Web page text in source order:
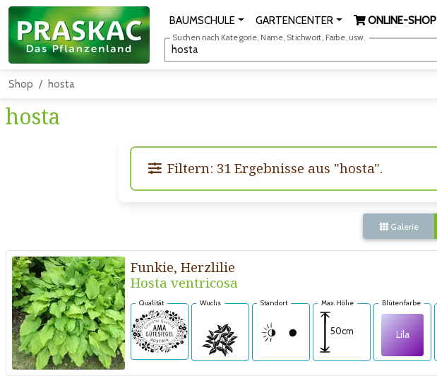
BAUMSCHULE GARTENCENTER ONLINE-SHOP
Suchen nach Kategorie, Name, Stichwort, Farbe, usw.
Shop hosta
hosta
Filtern: 31 Ergebnisse aus "hosta".
Galerie
Funkie, Herzlilie
Hosta ventricosa
Qualität Wuchs Standort Max. Höhe
50cm
Blütenfarbe
Lila